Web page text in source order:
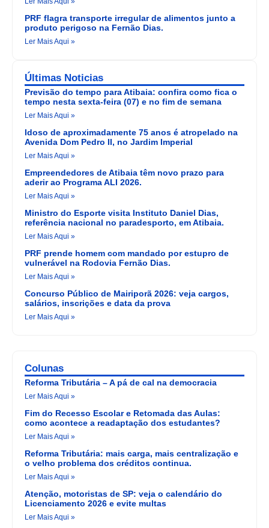
PRF flagra transporte irregular de alimentos junto a
produto perigoso na Fernão Dias.
Ler Mais Aqui »
Últimas Noticias
Previsão do tempo para Atibaia: confira como fica o
tempo nesta sexta-feira (07) e no fim de semana
Ler Mais Aqui »
Idoso de aproximadamente 75 anos é atropelado na
Avenida Dom Pedro II, no Jardim Imperial
Ler Mais Aqui »
Empreendedores de Atibaia têm novo prazo para
aderir ao Programa ALI 2026.
Ler Mais Aqui »
Ministro do Esporte visita Instituto Daniel Dias,
referência nacional no paradesporto, em Atibaia.
Ler Mais Aqui »
PRF prende homem com mandado por estupro de
vulnerável na Rodovia Fernão Dias.
Ler Mais Aqui »
Concurso Público de Mairiporã 2026: veja cargos,
salários, inscrições e data da prova
Ler Mais Aqui »
Colunas
Reforma Tributária – A pá de cal na democracia
Ler Mais Aqui »
Fim do Recesso Escolar e Retomada das Aulas:
como acontece a readaptação dos estudantes?
Ler Mais Aqui »
Reforma Tributária: mais carga, mais centralização e
o velho problema dos créditos continua.
Ler Mais Aqui »
Atenção, motoristas de SP: veja o calendário do
Licenciamento 2026 e evite multas
Ler Mais Aqui »